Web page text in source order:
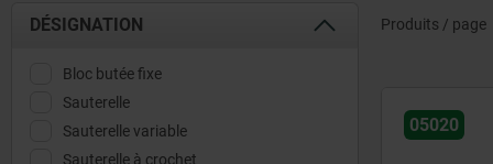
DÉSIGNATION
Bloc butée fixe
Sauterelle
Sauterelle variable
Sauterelle à crochet
Produits / page
05020